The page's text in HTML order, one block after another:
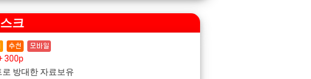
크
300p
방대한 자료보유